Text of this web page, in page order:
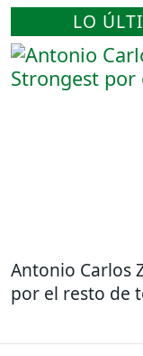
LO
Antonio Carlos
por el resto de